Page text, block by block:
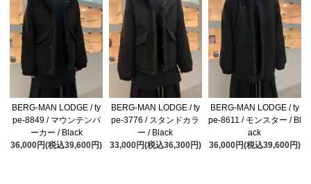
BERG-MAN LODGE / ty
pe-8849 / マウンテンパ
ーカー / Black
36,000円(税込39,600円)
BERG-MAN LODGE / ty
pe-3776 / スタンドカラ
ー / Black
33,000円(税込36,300円)
BERG-MAN LODGE / ty
pe-8611 / モンスター / Bl
ack
36,000円(税込39,600円)